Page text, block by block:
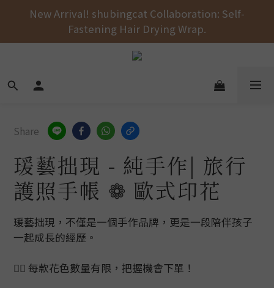
Free shipping on orders over NT$1000 across the
entire store! 🚚💨💨💨
New Arrival! shubingcat Collaboration: Self-
Fastening Hair Drying Wrap.
Free shipping on orders over NT$1000 across the
Share
瑗藝拙現 - 純手作| 旅行
護照手帳 ❁ 歐式印花
瑗藝拙現，不僅是一個手作品牌，更是一段陪伴孩子
一起成長的經歷。
👉🏻 每款花色數量有限，把握機會下單！